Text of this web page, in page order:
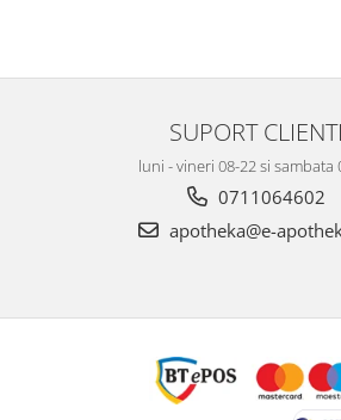
SUPORT CLIENTI
luni - vineri 08-22 si sambata
0711064602
apotheka@e-